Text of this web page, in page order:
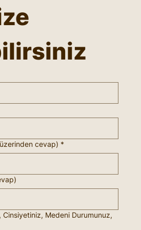
cevap) *
Cinsiyetiniz, Medeni Durumunuz,